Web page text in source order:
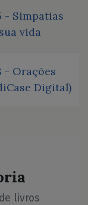
- Simpatias
vida
- Orações
Digital)
livros